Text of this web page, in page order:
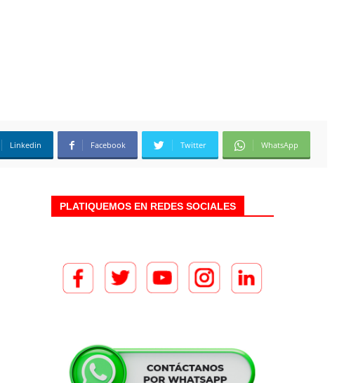
Linkedin Facebook Twitter WhatsApp
PLATIQUEMOS EN REDES SOCIALES